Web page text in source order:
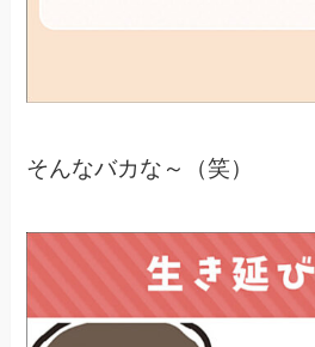
そんなバカな～（笑）